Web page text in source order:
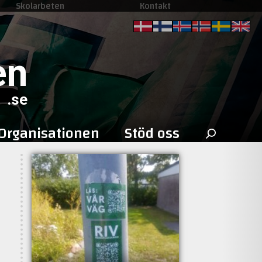
Skolarbeten Kontakt
.se
Stöd oss Sök
efter: